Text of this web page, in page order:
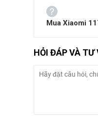
camera sau và
AMOLED 6,67
độ mờ tốt ở chế độ
Mua Xiaomi
HỎI ĐÁP VÀ TƯ